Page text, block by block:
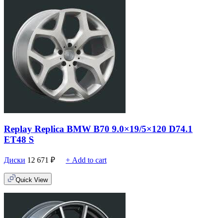
Replay Replica BMW B70 9.0×19/5×120 D74.1
ET48 S
Диски 12 671 ₽ + Add to cart
Quick View